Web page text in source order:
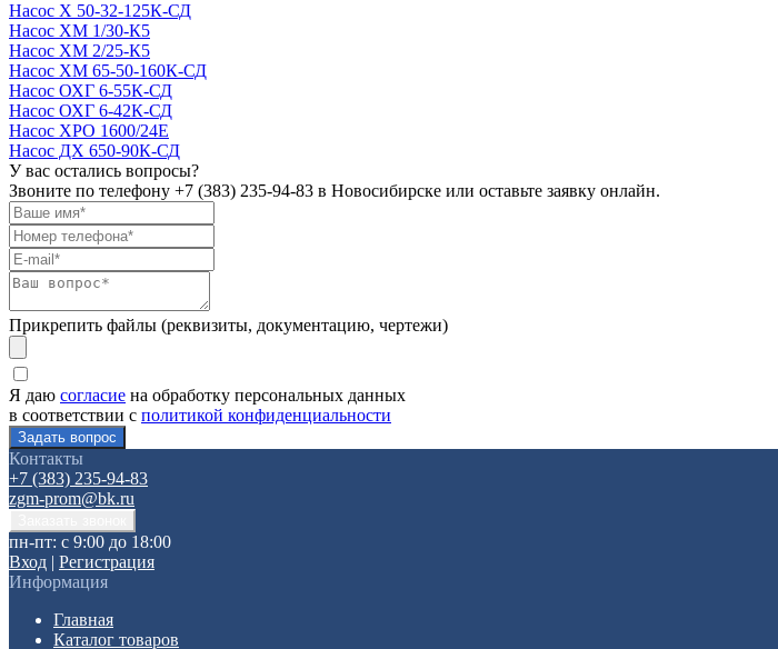
Насос Х 50-32-125К-СД
Насос ХМ 1/30-К5
Насос ХМ 2/25-К5
Насос ХМ 65-50-160К-СД
Насос ОХГ 6-55К-СД
Насос ОХГ 6-42К-СД
Насос ХРО 1600/24Е
Насос ДХ 650-90К-СД
У вас остались вопросы?
Звоните по телефону +7 (383) 235-94-83 в Новосибирске или оставьте заявку онлайн.
Прикрепить файлы (реквизиты, документацию, чертежи)
Я даю согласие на обработку персональных данных
в соответствии с политикой конфиденциальности
Контакты
+7 (383) 235-94-83
zgm-prom@bk.ru
пн-пт: с 9:00 до 18:00
Вход | Регистрация
Информация
Главная
Каталог товаров